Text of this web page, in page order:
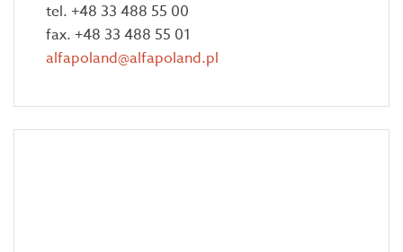
tel. +48 33 488 55 00
fax. +48 33 488 55 01
alfapoland@alfapoland.pl